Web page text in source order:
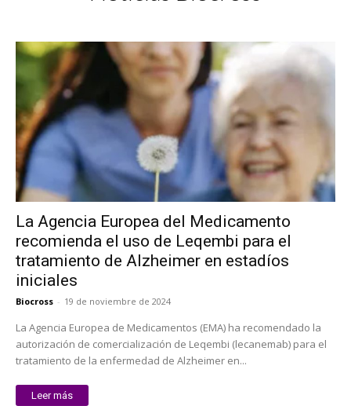
La Agencia Europea del Medicamento
recomienda el uso de Leqembi para el
tratamiento de Alzheimer en estadíos
iniciales
Biocross - 19 de noviembre de 2024
La Agencia Europea de Medicamentos (EMA) ha recomendado la
autorización de comercialización de Leqembi (lecanemab) para el
tratamiento de la enfermedad de Alzheimer en...
Leer más